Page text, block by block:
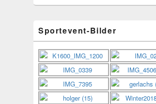
Sportevent-Bilder